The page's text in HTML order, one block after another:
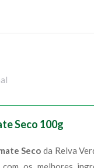
Seco 100g
Seco da Relva